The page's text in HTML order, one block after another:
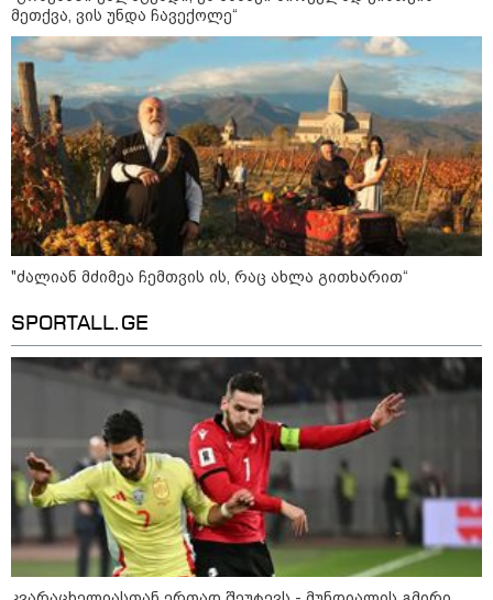
09:12 / 05-08-2026
14 გარდაცვლილი, 22
დაშავებული, მასშტაბური
ხანძარი - რუსეთმა კიევზე
იერიში ბალისტიკური
რაკეტებით მიიტანა
14:13 / 04-08-2026
მორიგი თავდასხმა რუსეთში,
ნავთობგადამამუშავებელ
ქარხანაზე - რა დეტალებია
ცნობილი
კატეგორიის ყველა სიახლე
მეთქვა, ვის უნდა ჩავექოლე“
"ძალიან მძიმეა ჩემთვის ის, რაც ახლა გითხარით“
SPORTALL.GE